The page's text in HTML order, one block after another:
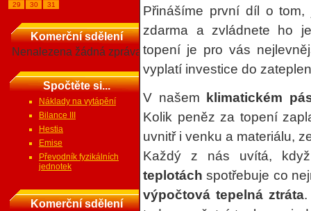
29
30 31
Komerční sdělení
Nenalezena žádná zpráva
Spočtěte si...
Náklady na vytápění
Bilance III
Hestia
Emise
Převodník fyzikálních
jednotek
Komerční sdělení
Přinášíme první díl o
zdarma a zvládnete ho
topení je pro vás
vyplatí investice do
V našem
klimatickém
Kolik peněz za topení
uvnitř i venku a materiálu,
Každý z nás uvítá,
teplotáchspotřebuje co
výpočtová tepelná ztráta